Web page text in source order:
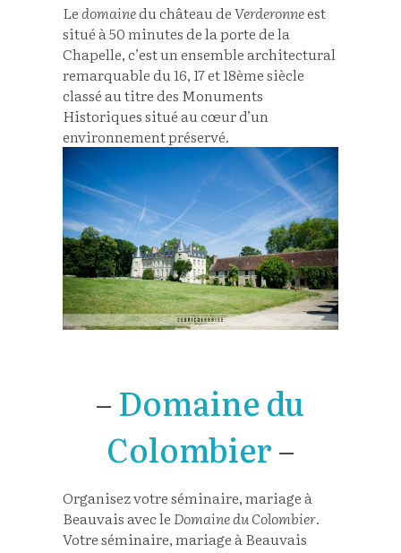
Ledomainedu château deVerderonneest
situé à 50 minutes de la porte de la
Chapelle, c’est un ensemble architectural
remarquable du 16, 17 et 18ème siècle
classé au titre des Monuments
Historiques situé au cœur d’un
environnement préservé.
–Domaine du
Colombier–
Organisez votre séminaire, mariage à
Beauvais avec le Domaine du Colombier.
Votre séminaire, mariage à Beauvais